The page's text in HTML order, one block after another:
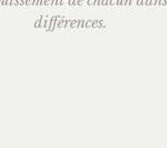
différences.